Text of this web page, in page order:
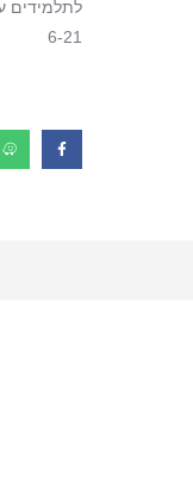
לתלמידים
6-21